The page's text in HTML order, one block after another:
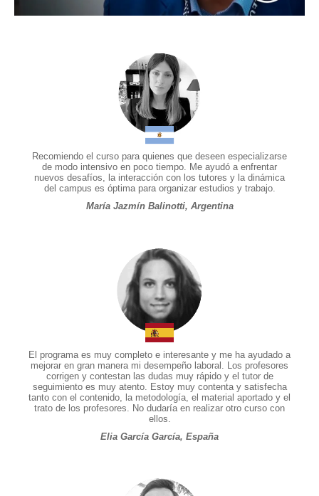
Recomiendo el curso para quienes que deseen especializarse
de modo intensivo en poco tiempo. Me ayudó a enfrentar
nuevos desafíos, la interacción con los tutores y la dinámica
del campus es óptima para organizar estudios y trabajo.
María Jazmín Balinotti, Argentina
El programa es muy completo e interesante y me ha ayudado a
mejorar en gran manera mi desempeño laboral. Los profesores
corrigen y contestan las dudas muy rápido y el tutor de
seguimiento es muy atento. Estoy muy contenta y satisfecha
tanto con el contenido, la metodología, el material aportado y el
trato de los profesores. No dudaría en realizar otro curso con
ellos.
Elia García García, España